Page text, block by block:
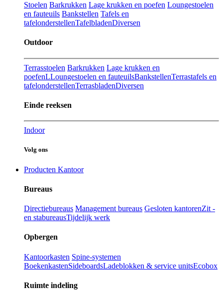
Stoelen Barkrukken Lage krukken en poefen Loungestoelen
en fauteuils Bankstellen Tafels en
tafelonderstellenTafelbladenDiversen
Outdoor
Terrasstoelen Barkrukken Lage krukken en
poefenLLoungestoelen en fauteuilsBankstellenTerrastafels en
tafelonderstellenTerrasbladenDiversen
Einde reeksen
Indoor
Volg ons
Producten Kantoor
Bureaus
Directiebureaus Management bureaus Gesloten kantorenZit -
en stabureausTijdelijk werk
Opbergen
Kantoorkasten Spine-systemen
BoekenkastenSideboardsLadeblokken & service unitsEcobox
Ruimte indeling